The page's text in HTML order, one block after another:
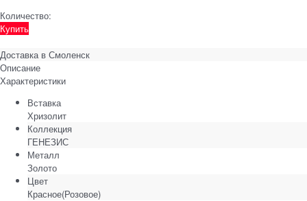
Количество:
Купить
Доставка в Смоленск
Описание
Характеристики
Вставка
Хризолит
Коллекция
ГЕНЕЗИС
Металл
Золото
Цвет
Красное(Розовое)